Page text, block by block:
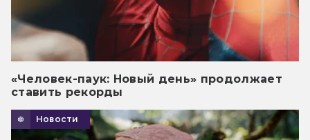
«Человек-паук: Новый день» продолжает
ставить рекорды
Новости